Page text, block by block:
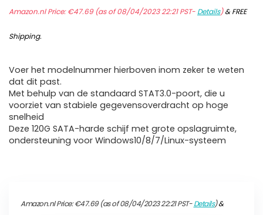
Amazon.nl Price:€47.69(as of 08/04/2023 22:21 PST- Details)&FREE
Shipping.
Voer het modelnummer hierboven inom zeker te weten
dat dit past.
Met behulp van de standaard STAT3.0-poort, die u
voorziet van stabiele gegevensoverdracht op hoge
snelheid
Deze 120G SATA-harde schijf met grote opslagruimte,
ondersteuning voor Windows10/8/7/Linux-systeem
Amazon.nl Price:€47.69(as of 08/04/2023 22:21 PST-Details)&